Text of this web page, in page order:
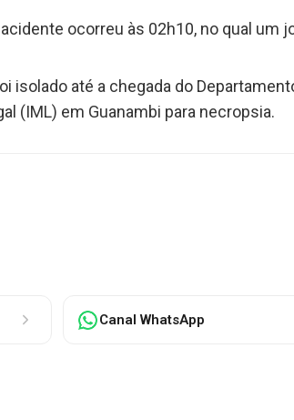
ocorreu às 02h10, no qual um
isolado até a chegada do
(IML) em Guanambi para necropsia.
Canal WhatsApp